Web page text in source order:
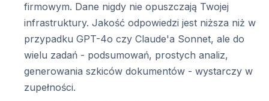
firmowym. Dane nigdy nie opuszczają Twojej
infrastruktury. Jakość odpowiedzi jest niższa niż w
przypadku GPT-4o czy Claude'a Sonnet, ale do
wielu zadań - podsumowań, prostych analiz,
generowania szkiców dokumentów - wystarczy w
zupełności.